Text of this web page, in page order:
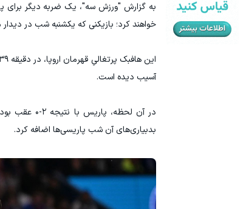
به گزارش "ورزش سه"، یک ضربه دیگر برای
خواهند کرد؛ بازیکنی که یکشنبه شب در دیدار
آسیب دیده است.
در آن
بدبیاری‌های آن شب پاریسی‌ها اضافه کرد.